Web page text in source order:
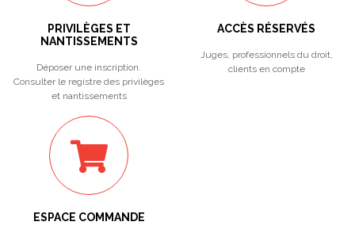
PRIVILÈGES ET
NANTISSEMENTS
Déposer une inscription.
Consulter le registre des privilèges
et nantissements
ACCÈS RÉSERVÉS
Juges, professionnels du droit,
clients en compte
ESPACE COMMANDE